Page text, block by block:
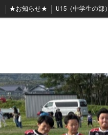
★お知らせ★ U15（中学生の部）